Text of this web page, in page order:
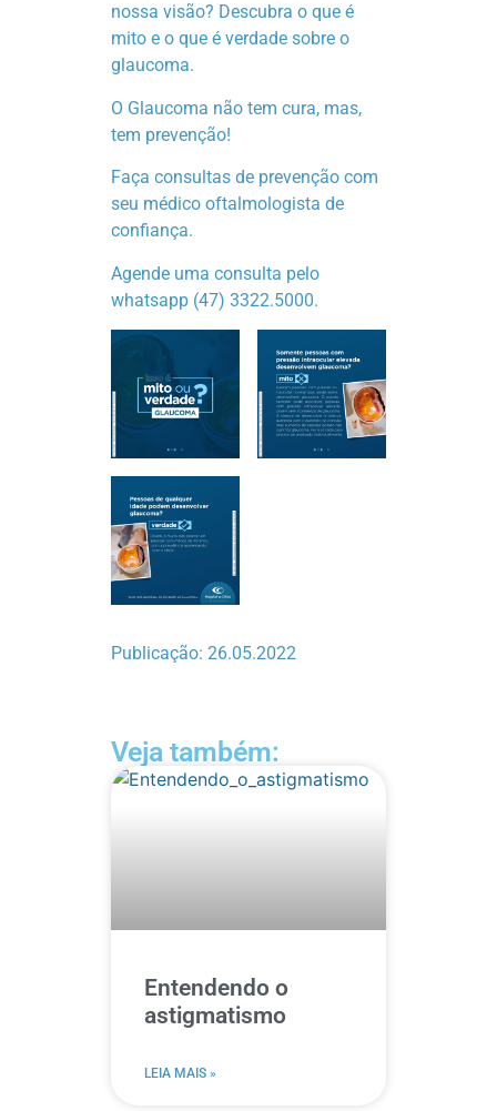
nossa visão? Descubra o que é
mito e o que é verdade sobre o
glaucoma.
O Glaucoma não tem cura, mas,
tem prevenção!
Faça consultas de prevenção com
seu médico oftalmologista de
confiança.
Agende uma consulta pelo
whatsapp (47) 3322.5000.
Publicação: 26.05.2022
Veja também:
Entendendo o
astigmatismo
LEIA MAIS »